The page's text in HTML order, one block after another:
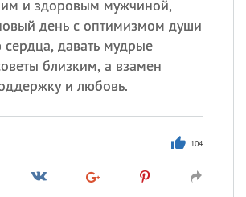
и здоровым мужчиной,
день с оптимизмом души
сердца, давать мудрые
близким, а взамен
и любовь.
104